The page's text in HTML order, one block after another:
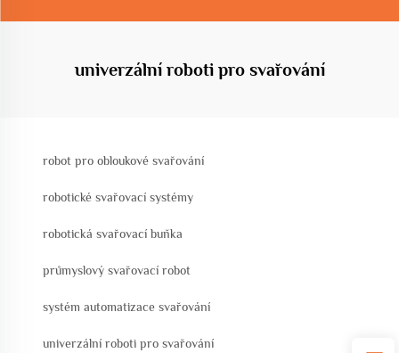
univerzální roboti pro svařování
robot pro obloukové svařování
robotické svařovací systémy
robotická svařovací buňka
průmyslový svařovací robot
systém automatizace svařování
univerzální roboti pro svařování